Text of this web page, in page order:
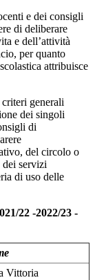
e dei consigli
di deliberare
e dell’attività
per quanto
attribuisce
generali
dei singoli
di
del circolo o
dei servizi
di uso delle
22 -2022/23 -
Vittoria